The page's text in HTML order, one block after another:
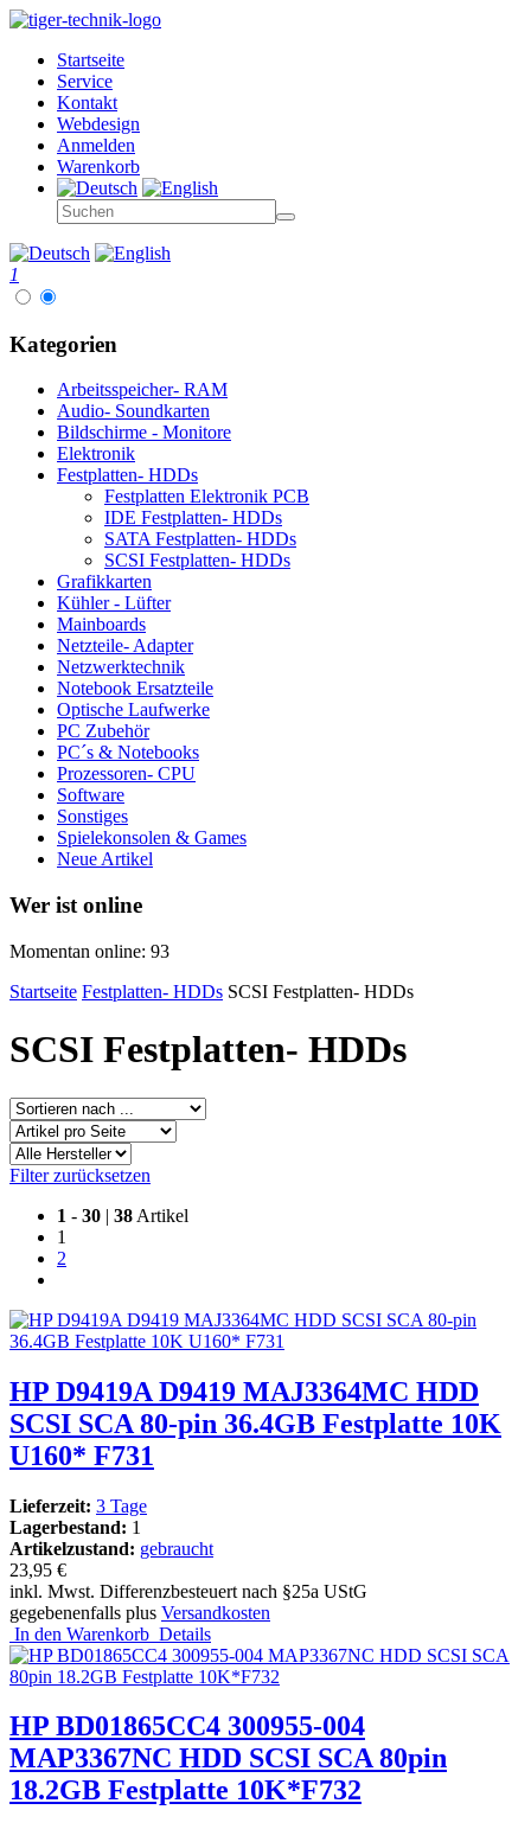
Startseite
Service
Kontakt
Webdesign
Anmelden
Warenkorb
1
Kategorien
Arbeitsspeicher- RAM
Audio- Soundkarten
Bildschirme - Monitore
Elektronik
Festplatten- HDDs
Festplatten Elektronik PCB
IDE Festplatten- HDDs
SATA Festplatten- HDDs
SCSI Festplatten- HDDs
Grafikkarten
Kühler - Lüfter
Mainboards
Netzteile- Adapter
Netzwerktechnik
Notebook Ersatzteile
Optische Laufwerke
PC Zubehör
PC´s & Notebooks
Prozessoren- CPU
Software
Sonstiges
Spielekonsolen & Games
Neue Artikel
Wer ist online
Momentan online: 93
Startseite Festplatten- HDDs SCSI Festplatten- HDDs
SCSI Festplatten- HDDs
Filter zurücksetzen
1 - 30 | 38 Artikel
1
2
HP D9419A D9419 MAJ3364MC HDD
SCSI SCA 80-pin 36.4GB Festplatte 10K
U160* F731
Lieferzeit: 3 Tage
Lagerbestand: 1
Artikelzustand: gebraucht
23,95 €
inkl. Mwst. Differenzbesteuert nach §25a UStG
gegebenenfalls plus Versandkosten
In den Warenkorb Details
HP BD01865CC4 300955-004
MAP3367NC HDD SCSI SCA 80pin
18.2GB Festplatte 10K*F732